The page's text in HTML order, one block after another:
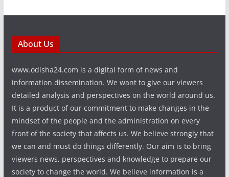
About Us
www.odisha24.com is a digital form of news and
information dissemination. We want to give our viewers
detailed analysis and perspectives on the world around us.
It is a product of our commitment to make changes in the
mindset of the people and the administration on every
front of the society that affects us. We believe strongly that
we can and must do things differently. Our aim is to bring
viewers news, perspectives and knowledge to prepare our
society to change the world. We believe information is a